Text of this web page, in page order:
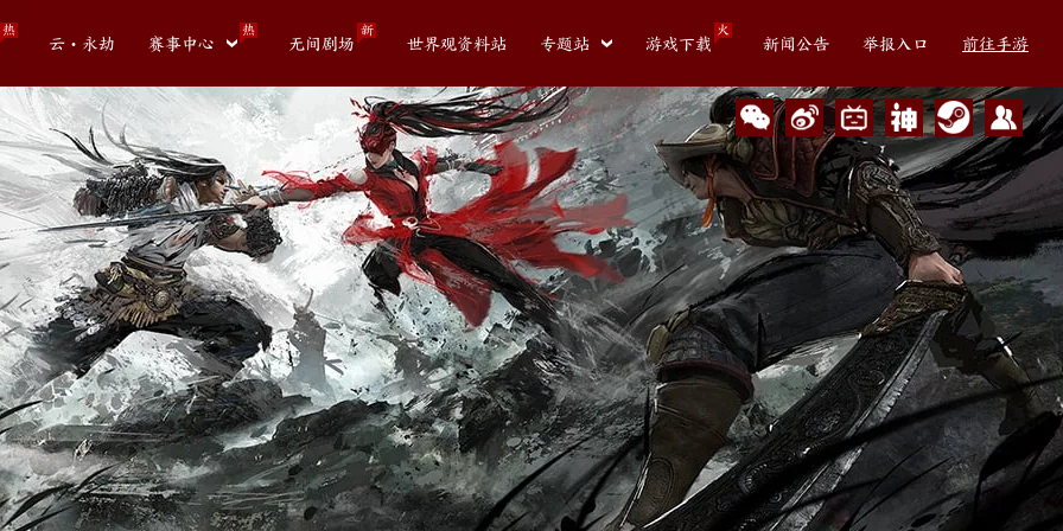
热
云・永劫 赛事中心
热
无间剧场
新
世界观资料站 专题站 游戏下载
火
新闻公告 举报入口 前往手游